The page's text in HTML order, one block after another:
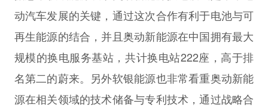
动汽车发展的关键，通过这次合作有利于电池与可
再生能源的结合，并且奥动新能源在中国拥有最大
规模的换电服务基站，共计换电站222座，高于排
名第二的蔚来。另外软银能源也非常看重奥动新能
源在相关领域的技术储备与专利技术，通过战略合